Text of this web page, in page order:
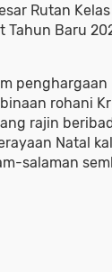
Rutan
Baru
penghargaan
rohani
rajin
Natal
salaman